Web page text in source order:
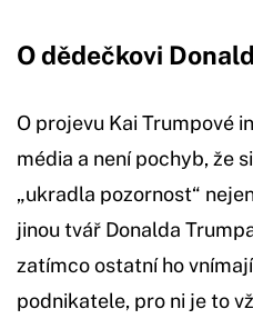
O dědečkovi
O projevu Kai Trumpové
média a není pochyb, že
„ukradla pozornost“
jinou tvář Donalda
zatímco ostatní ho
podnikatele, pro ni je to